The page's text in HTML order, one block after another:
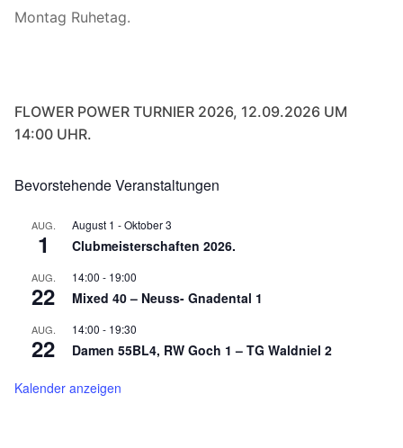
Montag Ruhetag.
FLOWER POWER TURNIER 2026, 12.09.2026 UM
14:00 UHR.
Bevorstehende Veranstaltungen
AUG.
1
August 1 -Oktober 3
Clubmeisterschaften 2026.
AUG.
22
14:00 - 19:00
Mixed 40 – Neuss- Gnadental 1
AUG.
22
14:00 - 19:30
Damen 55BL4, RW Goch 1 – TG Waldniel 2
Kalender anzeigen